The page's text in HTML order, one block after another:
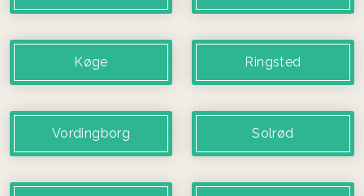
Køge Ringsted
Vordingborg Solrød